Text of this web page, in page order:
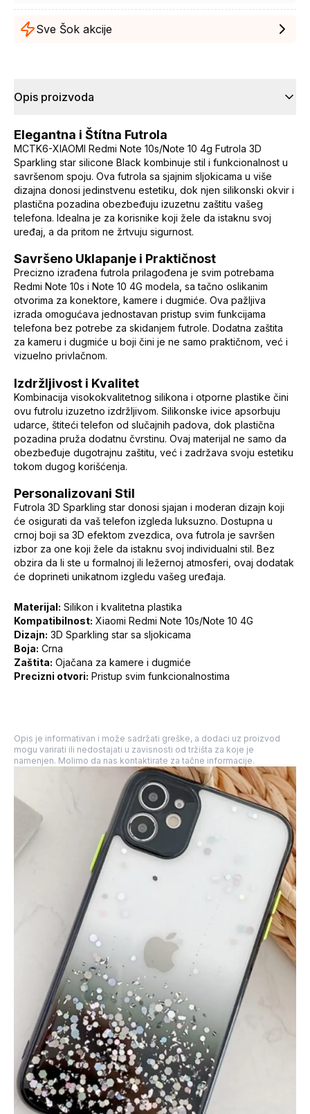
Sve Šok akcije
Opis proizvoda
Elegantna i Štítna Futrola
MCTK6-XIAOMI Redmi Note 10s/Note 10 4g Futrola 3D
Sparkling star silicone Black kombinuje stil i funkcionalnost u
savršenom spoju. Ova futrola sa sjajnim sljokicama u više
dizajna donosi jedinstvenu estetiku, dok njen silikonski okvir i
plastična pozadina obezbeđuju izuzetnu zaštitu vašeg
telefona. Idealna je za korisnike koji žele da istaknu svoj
uređaj, a da pritom ne žrtvuju sigurnost.
Savršeno Uklapanje i Praktičnost
Precizno izrađena futrola prilagođena je svim potrebama
Redmi Note 10s i Note 10 4G modela, sa tačno oslikanim
otvorima za konektore, kamere i dugmiće. Ova pažljiva
izrada omogućava jednostavan pristup svim funkcijama
telefona bez potrebe za skidanjem futrole. Dodatna zaštita
za kameru i dugmiće u boji čini je ne samo praktičnom, već i
vizuelno privlačnom.
Izdržljivost i Kvalitet
Kombinacija visokokvalitetnog silikona i otporne plastike čini
ovu futrolu izuzetno izdržljivom. Silikonske ivice apsorbuju
udarce, štiteći telefon od slučajnih padova, dok plastična
pozadina pruža dodatnu čvrstinu. Ovaj materijal ne samo da
obezbeđuje dugotrajnu zaštitu, već i zadržava svoju estetiku
tokom dugog korišćenja.
Personalizovani Stil
Futrola 3D Sparkling star donosi sjajan i moderan dizajn koji
će osigurati da vaš telefon izgleda luksuzno. Dostupna u
crnoj boji sa 3D efektom zvezdica, ova futrola je savršen
izbor za one koji žele da istaknu svoj individualni stil. Bez
obzira da li ste u formalnoj ili ležernoj atmosferi, ovaj dodatak
će doprineti unikatnom izgledu vašeg uređaja.
Materijal: Silikon i kvalitetna plastika
Kompatibilnost: Xiaomi Redmi Note 10s/Note 10 4G
Dizajn: 3D Sparkling star sa sljokicama
Boja: Crna
Zaštita: Ojačana za kamere i dugmiće
Precizni otvori: Pristup svim funkcionalnostima
Opis je informativan i može sadržati greške, a dodaci uz proizvod
mogu varirati ili nedostajati u zavisnosti od tržišta za koje je
namenjen. Molimo da nas kontaktirate za tačne informacije.